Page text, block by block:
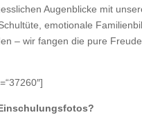
Augenblicke mit
emotionale
– wir fangen die pure